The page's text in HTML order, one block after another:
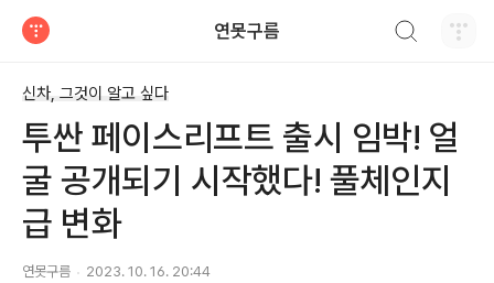
연못구름
신차, 그것이 알고 싶다
투싼 페이스리프트 출시 임박! 얼
굴 공개되기 시작했다! 풀체인지
급 변화
연못구름 2023. 10. 16. 20:44